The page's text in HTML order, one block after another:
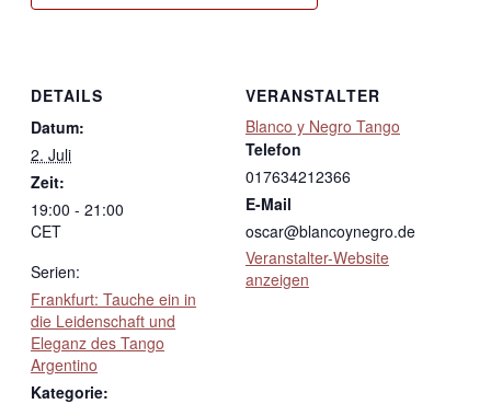
DETAILS
Datum:
2. Juli
Zeit:
19:00 - 21:00
CET
Serien:
Frankfurt: Tauche ein in
die Leidenschaft und
Eleganz des Tango
Argentino
Kategorie:
VERANSTALTER
Blanco y Negro Tango
Telefon
017634212366
E-Mail
oscar@blancoynegro.de
Veranstalter-Website
anzeigen